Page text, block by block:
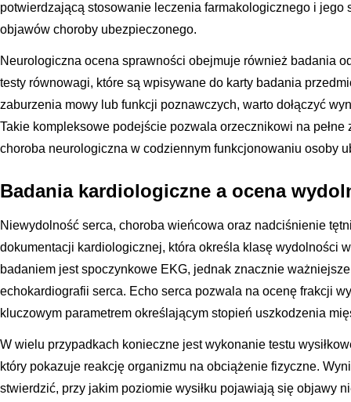
potwierdzającą stosowanie leczenia farmakologicznego i jego
objawów choroby ubezpieczonego.
Neurologiczna ocena sprawności obejmuje również badania
testy równowagi, które są wpisywane do karty badania
zaburzenia mowy lub funkcji poznawczych, warto dołączyć
Takie kompleksowe podejście pozwala orzecznikowi na pełne
choroba neurologiczna w codziennym funkcjonowaniu osoby
Badania kardiologiczne a ocena
Niewydolność serca, choroba wieńcowa oraz nadciśnienie
dokumentacji kardiologicznej, która określa klasę wydolności
badaniem jest spoczynkowe EKG, jednak znacznie
echokardiografii serca. Echo serca pozwala na ocenę frakcji
kluczowym parametrem określającym stopień uszkodzenia
W wielu przypadkach konieczne jest wykonanie testu
który pokazuje reakcję organizmu na obciążenie fizyczne.
stwierdzić, przy jakim poziomie wysiłku pojawiają się objawy